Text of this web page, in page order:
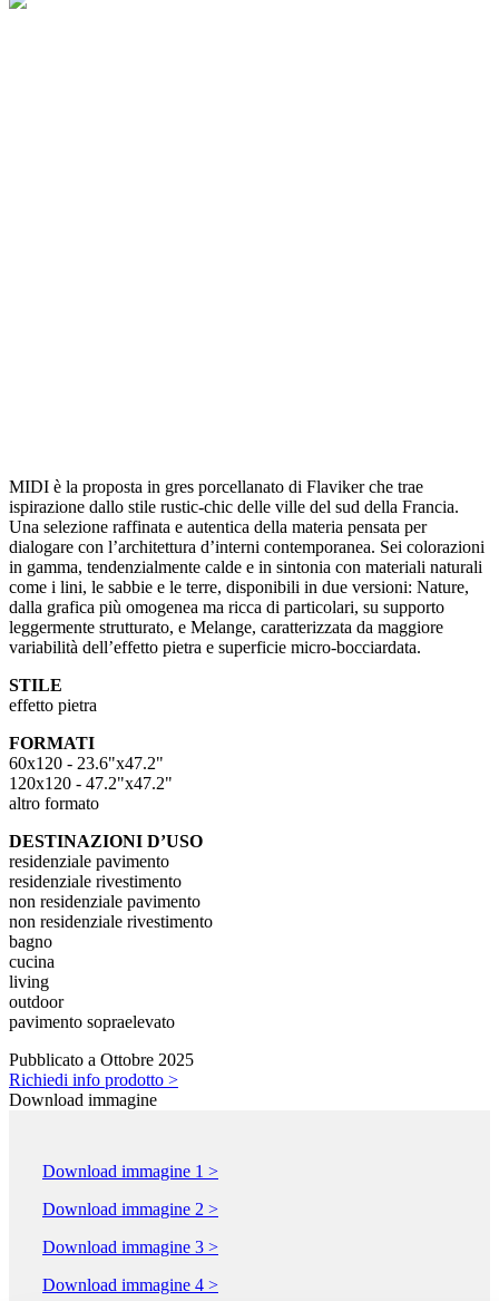
MIDI è la proposta in gres porcellanato di Flaviker che trae
ispirazione dallo stile rustic-chic delle ville del sud della Francia.
Una selezione raffinata e autentica della materia pensata per
dialogare con l’architettura d’interni contemporanea. Sei colorazioni
in gamma, tendenzialmente calde e in sintonia con materiali naturali
come i lini, le sabbie e le terre, disponibili in due versioni: Nature,
dalla grafica più omogenea ma ricca di particolari, su supporto
leggermente strutturato, e Melange, caratterizzata da maggiore
variabilità dell’effetto pietra e superficie micro-bocciardata.
STILE
effetto pietra
FORMATI
60x120 - 23.6"x47.2"
120x120 - 47.2"x47.2"
altro formato
DESTINAZIONI D’USO
residenziale pavimento
residenziale rivestimento
non residenziale pavimento
non residenziale rivestimento
bagno
cucina
living
outdoor
pavimento sopraelevato
Pubblicato a Ottobre 2025
Richiedi info prodotto >
Download immagine
Download immagine 1 >
Download immagine 2 >
Download immagine 3 >
Download immagine 4 >